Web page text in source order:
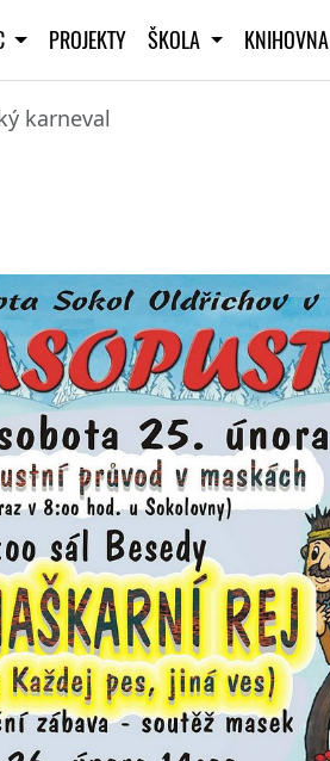
PROJEKTY ŠKOLA KNIHOVNA
karneval